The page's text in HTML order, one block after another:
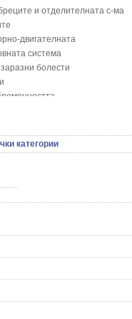
шушулки - Phaseolus Vulgaris L.
Paeonia Decora
връхчета - Pinus sylvestris
- Ocimum Basillicum
Communis
tinctorum L.
- Hedera helix L.
- Viscum album L.
- Inula Helenium L.
- Salix Аlba
и отделителната с-ма
двигателната
система
болести
проблеми
органи
категории